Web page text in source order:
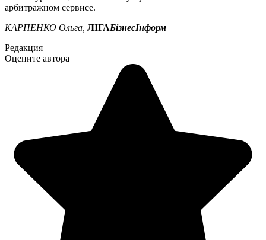
арбитражном сервисе.
КАРПЕНКО Ольга, ЛІГАБізнесІнформ
Редакция
Оцените автора